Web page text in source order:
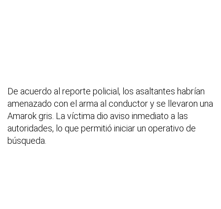
De acuerdo al reporte policial, los asaltantes habrían
amenazado con el arma al conductor y se llevaron una
Amarok gris. La víctima dio aviso inmediato a las
autoridades, lo que permitió iniciar un operativo de
búsqueda.